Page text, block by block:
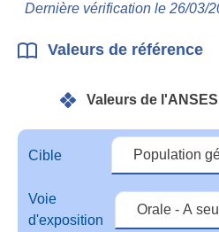
Dernière vérification le 26/03/
Valeurs de référence
Valeurs de
Cible
Voie
d'exposition